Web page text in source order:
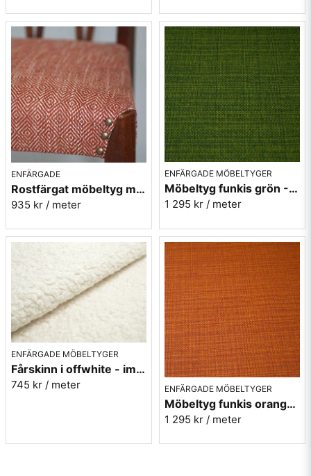
ENFÄRGADE
Rostfärgat möbeltyg med gåsögon - Magdalena nr.31
935 kr / meter
ENFÄRGADE MÖBELTYGER
Möbeltyg funkis grön - Grass - Funk nr.9719
1 295 kr / meter
ENFÄRGADE MÖBELTYGER
Fårskinn i offwhite - imitation - Gute 102
745 kr / meter ENFÄRGADE MÖBELTYGER
Möbeltyg funkis orange - Rost - Funk nr.9314
1 295 kr / meter
man har alltså inte tillsatt något för att skydda fibern på ytan.
CS står för komfort och säkerhet
Här kan du läsa mer om det smarta materialet Trevira CS